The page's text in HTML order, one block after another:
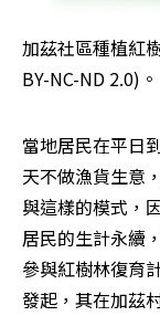
加茲社區種植紅
BY-NC-ND 2.0)。
當地居民在平日
天不做漁貨生意
與這樣的模式，
居民的生計永續
參與紅樹林復育
發起，其在加茲